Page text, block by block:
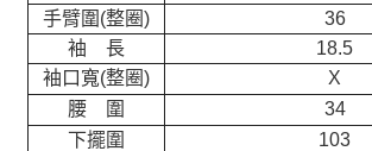
手臂圍(整圈)
36
袖 長
18.5
袖口寬(整圈)
X
腰 圍
34
下擺圍
103